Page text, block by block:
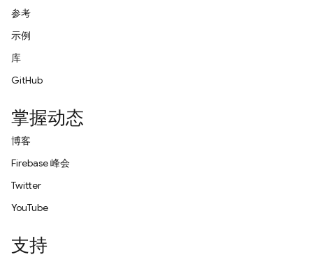
参考
示例
库
GitHub
掌握动态
博客
Firebase 峰会
Twitter
YouTube
支持